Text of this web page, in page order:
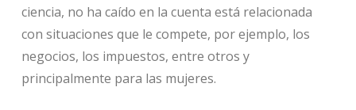
ciencia, no ha caído en la cuenta está relacionada
con situaciones que le compete, por ejemplo, los
negocios, los impuestos, entre otros y
principalmente para las mujeres.